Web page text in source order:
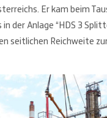
Er kam beim
der Anlage “HDS 3
seitlichen Reichweite